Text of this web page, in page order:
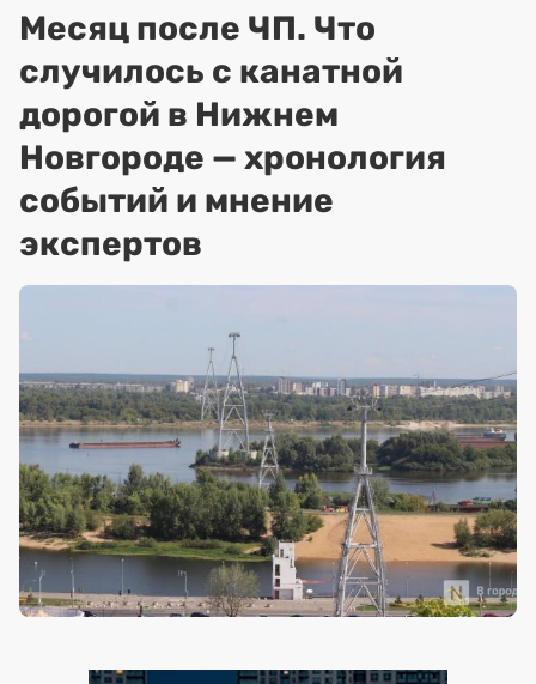
Месяц после ЧП. Что
случилось с канатной
дорогой в Нижнем
Новгороде — хронология
событий и мнение
экспертов